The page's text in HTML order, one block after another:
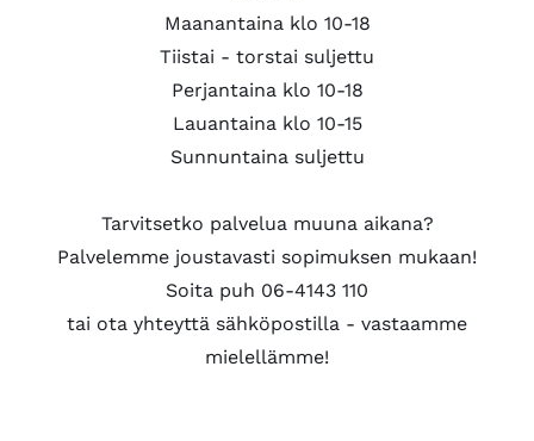
Maanantaina klo 10-18
Tiistai - torstai suljettu
Perjantaina klo 10-18
Lauantaina klo 10-15
Sunnuntaina suljettu
Tarvitsetko palvelua muuna aikana?
Palvelemme joustavasti sopimuksen mukaan!
Soita puh 06-4143 110
tai ota yhteyttä sähköpostilla - vastaamme
mielellämme!